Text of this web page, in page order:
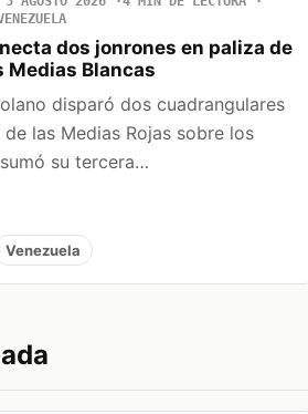
dos jonrones en paliza de
Medias Blancas
disparó dos cuadrangulares
las Medias Rojas sobre los
su tercera…
Venezuela